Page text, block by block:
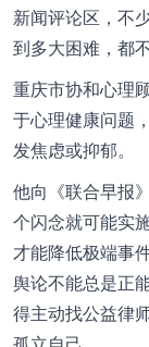
新闻评论区，不
到多大困难，都
重庆市协和心理
于心理健康问题
发焦虑或抑郁。
他向《联合早报
个闪念就可能实
才能降低极端事
舆论不能总是正
得主动找公益律